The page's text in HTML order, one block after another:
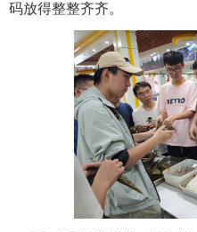
码放得整整齐齐。